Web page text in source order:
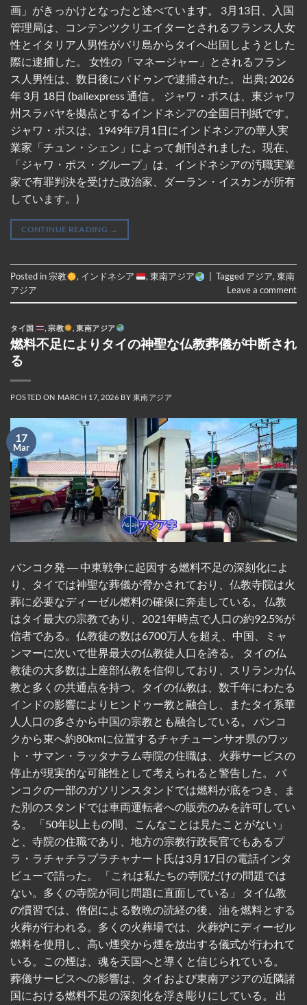
画」がきっかけとなったと述べています。 3月13日、入国
管理局は、コンテンツクリエイターとされるフランス人女
性とイタリア人男性がバリ島からタイへ出国しようとした
際に逮捕した。 女性の「マネージャー」とされるフラン
ス人男性は、数日後にバドゥンで逮捕された。 出典; 2026
年 3月 18日 (baliexpress 通信 。 ジャワ・ポスは、東ジャワ
州スラバヤを拠点とするインドネシアの全国日刊紙です。
ジャワ・ポスは、1949年7月1日にインドネシアの華人実
業家「チュン・シェン」によって創刊されました。現在、
「ジャワ・ポス・グループ」は、インドネシアの汚職実業
家で有罪判決を受けた政治家、ダーラン・イスカンが所有
しています。)
CONTINUE READING →
Posted in宗教 , インドネシア ,東南アジア Tagged アジア,東南
アジア
Leave a comment
タイ国 ,宗教 ,東南アジア
燃料不足によりタイの神聖な仏教葬儀が中断され
る
POSTED ON MARCH 17, 2026 BY 東南アジア
17
Mar
バンコク発 ― 中東戦争に起因する燃料不足の深刻化によ
り、タイでは神聖な葬儀が脅かされており、仏教寺院は火
葬に必要なディーゼル燃料の確保に奔走している。 仏教
はタイ最大の宗教であり、2021年時点で人口の約92.5%が
信者である。仏教徒の数は6700万人を超え、中国、ミャ
ンマーに次いで世界最大の仏教徒人口を誇る。 タイの仏
教徒の大多数は上座部仏教を信仰しており、スリランカ仏
教と多くの共通点を持つ。タイの仏教は、数千年にわたる
インドの影響によりヒンドゥー教と融合し、またタイ系華
人人口の多さから中国の宗教とも融合している。 バンコ
クから東へ約80kmに位置するチャチューンサオ県のワッ
ト・サマン・ラッタナラム寺院の住職は、火葬サービスの
停止が現実的な可能性として考えられると警告した。 バ
ンコクの一部のガソリンスタンドでは燃料が底をつき、ま
た別のスタンドでは車両運転者への販売のみを許可してい
る。 「50年以上もの間、こんなことは見たことがない」
と、寺院の住職であり、地方の宗教行政長官でもあるプ
ラ・ラチャチラプラチャナート氏は3月17日の電話インタ
ビューで語った。 「これは私たちの寺院だけの問題では
ない。多くの寺院が同じ問題に直面している」 タイ仏教
の慣習では、僧侶による数晩の読経の後、油を燃料とする
火葬が行われる。多くの火葬場では、火葬炉にディーゼル
燃料を使用し、高い煙突から煙を放出する儀式が行われて
いる。この煙は、魂を天国へと導くと信じられている。
葬儀サービスへの影響は、タイおよび東南アジアの近隣諸
国における燃料不足の深刻化を浮き彫りにしている。 出